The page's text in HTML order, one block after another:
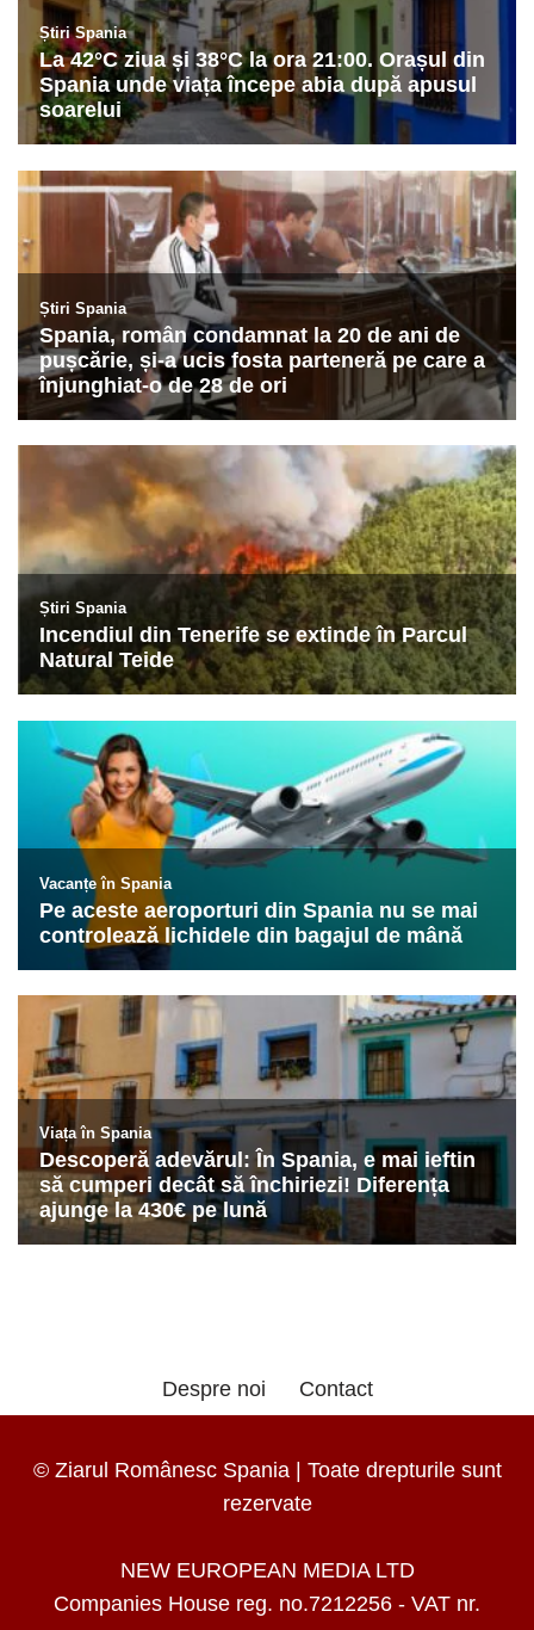
Despre noi Contact
© Ziarul Românesc Spania | Toate drepturile sunt
rezervate
NEW EUROPEAN MEDIA LTD
Companies House reg. no.7212256 - VAT nr.